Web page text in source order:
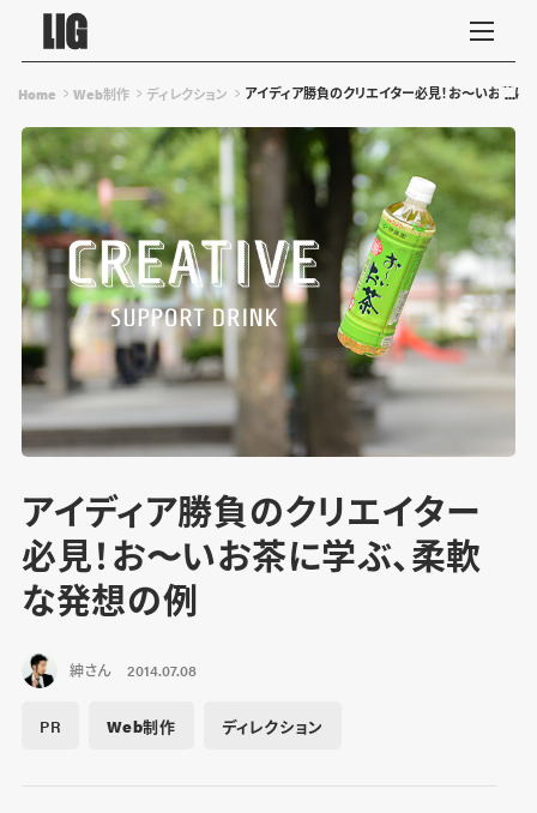
Home Web制作 ディレクション アイディア勝負のクリエイター必見！お〜いお茶に
アイディア勝負のクリエイター
必見！お〜いお茶に学ぶ、柔軟
な発想の例
紳さん 2014.07.08
PR Web制作 ディレクション